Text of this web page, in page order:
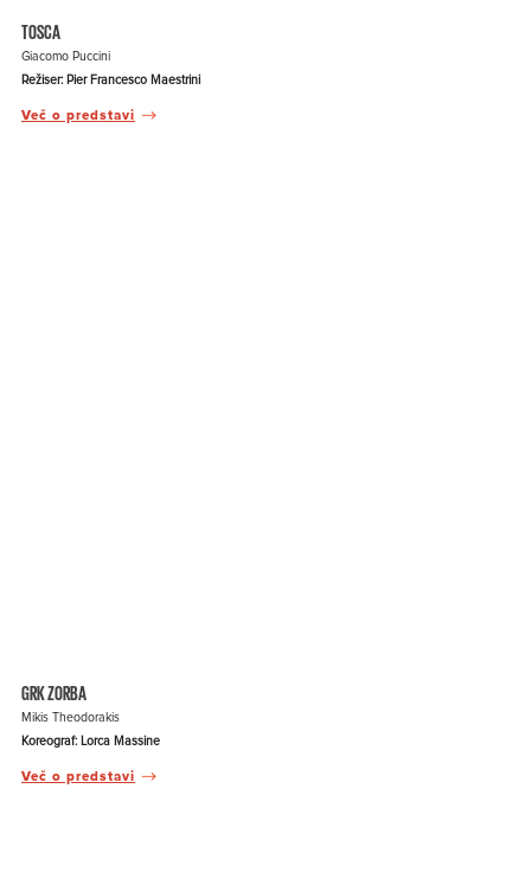
TOSCA
Giacomo Puccini
Režiser: Pier Francesco Maestrini
Več o predstavi
GRK ZORBA
Mikis Theodorakis
Koreograf: Lorca Massine
Več o predstavi